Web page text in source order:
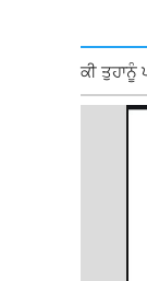
ਕੀ ਤੁਹਾਨੂੰ